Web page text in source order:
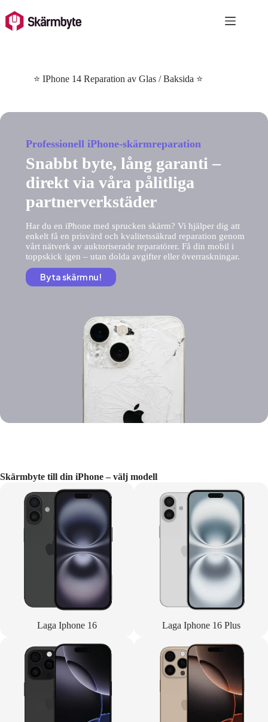
to
content
⭐ IPhone 14 Reparation av Glas / Baksida ⭐
Professionell iPhone-skärmreparation
Snabbt byte, lång garanti –
direkt via våra pålitliga
partnerverkstäder
Har du en iPhone med sprucken skärm? Vi hjälper dig att
enkelt få en prisvärd och kvalitetssäkrad reparation genom
vårt nätverk av auktoriserade reparatörer. Få din mobil i
toppskick igen – utan dolda avgifter eller överraskningar.
Byta skärm nu!
Skärmbyte till din iPhone – välj modell
Laga Iphone 16 Laga Iphone 16 Plus